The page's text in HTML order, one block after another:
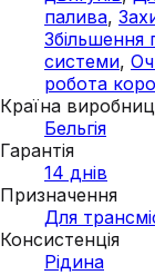
палива,
Збільшення
системи,
робота
Країна
Бельгія
Гарантія
14 днів
Призначення
Для
Консистенція
Рідина